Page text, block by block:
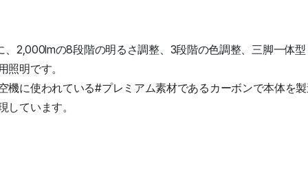
、2,000lmの8段階の明るさ調整、3段階の色調整、三脚一体
照明です。
機に使われている#プレミアム素材であるカーボンで本体を
しています。